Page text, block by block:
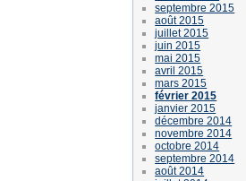
septembre 2015
août 2015
juillet 2015
juin 2015
mai 2015
avril 2015
mars 2015
février 2015
janvier 2015
décembre 2014
novembre 2014
octobre 2014
septembre 2014
août 2014